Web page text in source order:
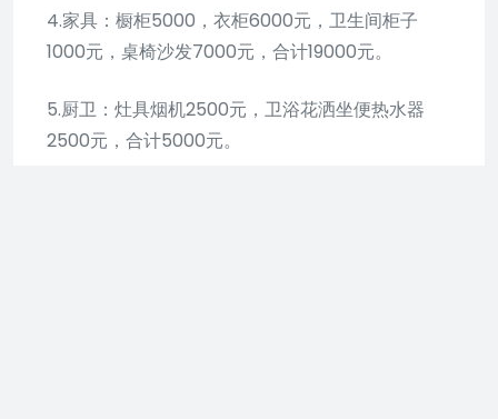
4.家具：橱柜5000，衣柜6000元，卫生间柜子
1000元，桌椅沙发7000元，合计19000元。
5.厨卫：灶具烟机2500元，卫浴花洒坐便热水器
2500元，合计5000元。